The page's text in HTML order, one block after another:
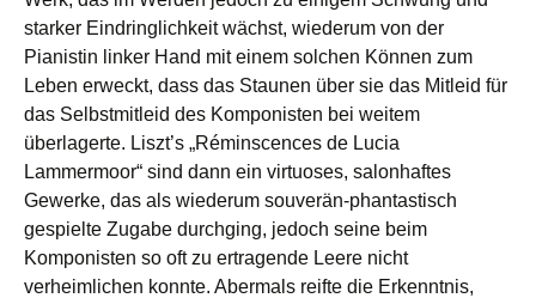
starker Eindringlichkeit wächst, wiederum von der
Pianistin linker Hand mit einem solchen Können zum
Leben erweckt, dass das Staunen über sie das Mitleid für
das Selbstmitleid des Komponisten bei weitem
überlagerte. Liszt’s „Réminscences de Lucia
Lammermoor“ sind dann ein virtuoses, salonhaftes
Gewerke, das als wiederum souverän-phantastisch
gespielte Zugabe durchging, jedoch seine beim
Komponisten so oft zu ertragende Leere nicht
verheimlichen konnte. Abermals reifte die Erkenntnis,